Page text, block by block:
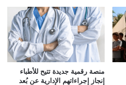
منصة رقمية جديدة تتيح للأطباء
إنجاز إجراءاتهم الإدارية عن بُعد